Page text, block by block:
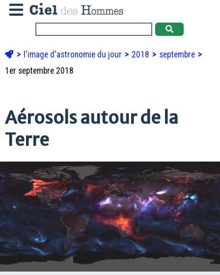
l'image d'astronomie du jour 2018
septembre
1er septembre 2018
Aérosols autour de la
Terre